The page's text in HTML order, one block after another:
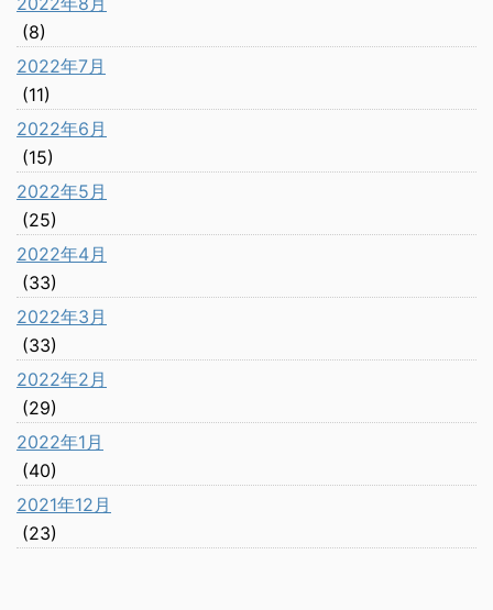
(8)
2022年7月
(11)
2022年6月
(15)
2022年5月
(25)
2022年4月
(33)
2022年3月
(33)
2022年2月
(29)
2022年1月
(40)
2021年12月
(23)